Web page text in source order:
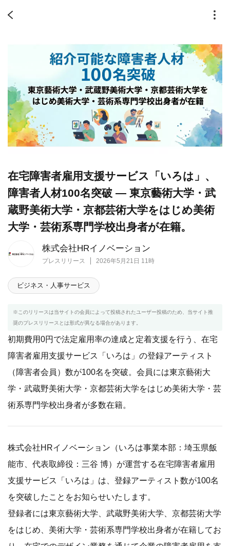
株式会社HRイノベーション
プレスリリース 2026年5月21日 11時
在宅障害者雇用支援サービス「いろは」、
障害者人材100名突破 ― 東京藝術大学・武
蔵野美術大学・京都芸術大学をはじめ美術
大学・芸術系専門学校出身者が在籍。
ビジネス・人事サービス
※このリリースは当サイトの会員によって投稿されたユーザー投稿のため、当サイト推
奨のプレスリリースとは形式が異なる場合があります。
初期費用0円で法定雇用率の達成と定着支援を行う、在宅
障害者雇用支援サービス「いろは」の登録アーティスト
（障害者会員）数が100名を突破。会員には東京藝術大
学・武蔵野美術大学・京都芸術大学をはじめ美術大学・芸
術系専門学校出身者が多数在籍。
株式会社HRイノベーション（いろは事業本部：埼玉県飯
能市、代表取締役：三谷 博）が運営する在宅障害者雇用
支援サービス「いろは」は、登録アーティスト数が100名
を突破したことをお知らせいたします。
登録者には東京藝術大学、武蔵野美術大学、京都芸術大学
をはじめ、美術大学・芸術系専門学校出身者が在籍してお